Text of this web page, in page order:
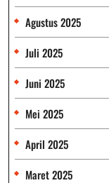
Agustus 2025
Juli 2025
Juni 2025
Mei 2025
April 2025
Maret 2025